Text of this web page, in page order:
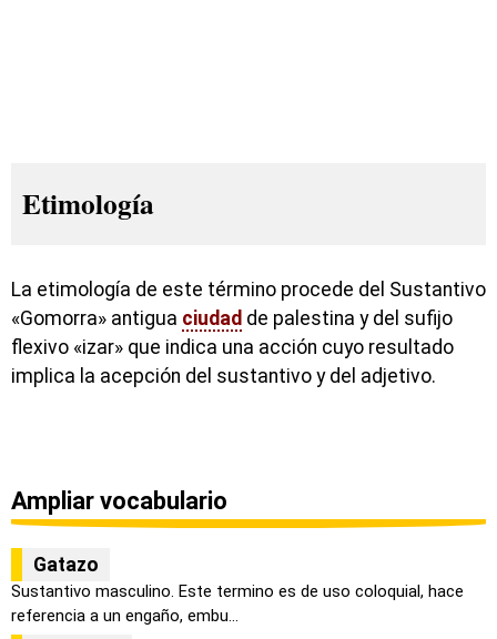
Etimología
La etimología de este término procede del Sustantivo
«Gomorra» antigua ciudad de palestina y del sufijo
flexivo «izar» que indica una acción cuyo resultado
implica la acepción del sustantivo y del adjetivo.
Ampliar vocabulario
Gatazo
Sustantivo masculino. Este termino es de uso coloquial, hace
referencia a un engaño, embu...